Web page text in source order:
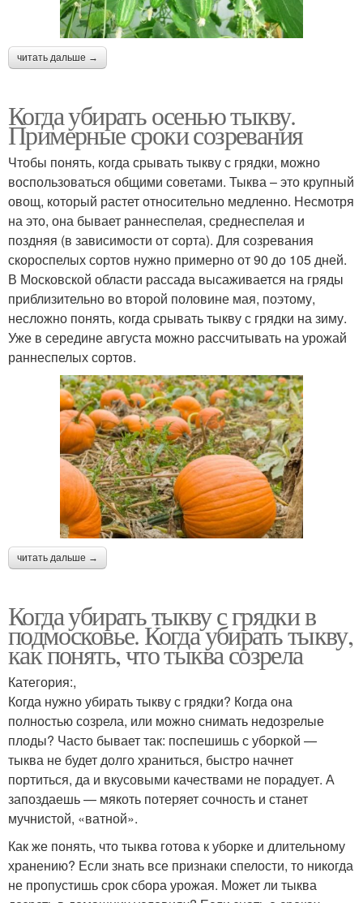
читать дальше →
Когда убирать осенью тыкву.
Примерные сроки созревания
Чтобы понять, когда срывать тыкву с грядки, можно
воспользоваться общими советами. Тыква – это крупный
овощ, который растет относительно медленно. Несмотря
на это, она бывает раннеспелая, среднеспелая и
поздняя (в зависимости от сорта). Для созревания
скороспелых сортов нужно примерно от 90 до 105 дней.
В Московской области рассада высаживается на гряды
приблизительно во второй половине мая, поэтому,
несложно понять, когда срывать тыкву с грядки на зиму.
Уже в середине августа можно рассчитывать на урожай
раннеспелых сортов.
читать дальше →
Когда убирать тыкву с грядки в
подмосковье. Когда убирать тыкву,
как понять, что тыква созрела
Категория:,
Когда нужно убирать тыкву с грядки? Когда она
полностью созрела, или можно снимать недозрелые
плоды? Часто бывает так: поспешишь с уборкой —
тыква не будет долго храниться, быстро начнет
портиться, да и вкусовыми качествами не порадует. А
запоздаешь — мякоть потеряет сочность и станет
мучнистой, «ватной».
Как же понять, что тыква готова к уборке и длительному
хранению? Если знать все признаки спелости, то никогда
не пропустишь срок сбора урожая. Может ли тыква